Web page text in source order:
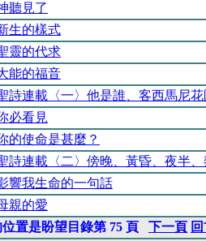
聽見了
生的樣式
靈的代求
能的福音
詩連載〈一〉他是誰、客西馬尼
必看見
的使命是甚麼？
詩連載〈二〉傍晚、黃昏、夜半
響我生命的一句話
親的愛
置是盼望目錄第 75 頁
下一頁